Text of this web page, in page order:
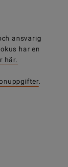
ansvarig
har en
här.
.